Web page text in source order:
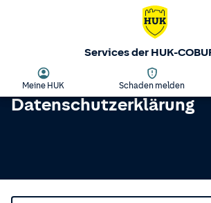
Services der HUK-
Meine HUK Schaden melden
Datenschutzerklärung